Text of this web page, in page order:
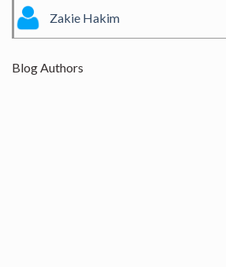
Zakie Hakim
Blog Authors